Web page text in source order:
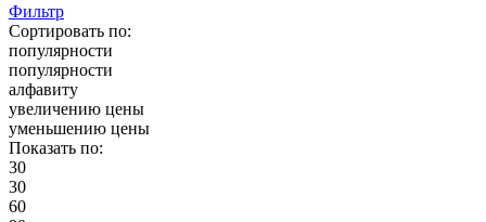
Фильтр
Сортировать по:
популярности
популярности
алфавиту
увеличению цены
уменьшению цены
Показать по:
30
30
60